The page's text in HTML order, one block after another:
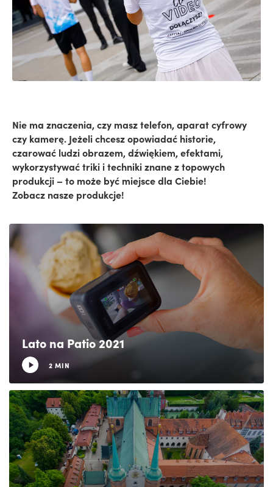
Nie ma znaczenia, czy masz telefon, aparat cyfrowy
czy kamerę. Jeżeli chcesz opowiadać historie,
czarować ludzi obrazem, dźwiękiem, efektami,
wykorzystywać triki i techniki znane z topowych
produkcji – to może być miejsce dla Ciebie!
Zobacz nasze produkcje!
Lato na Patio 2021
2 MIN